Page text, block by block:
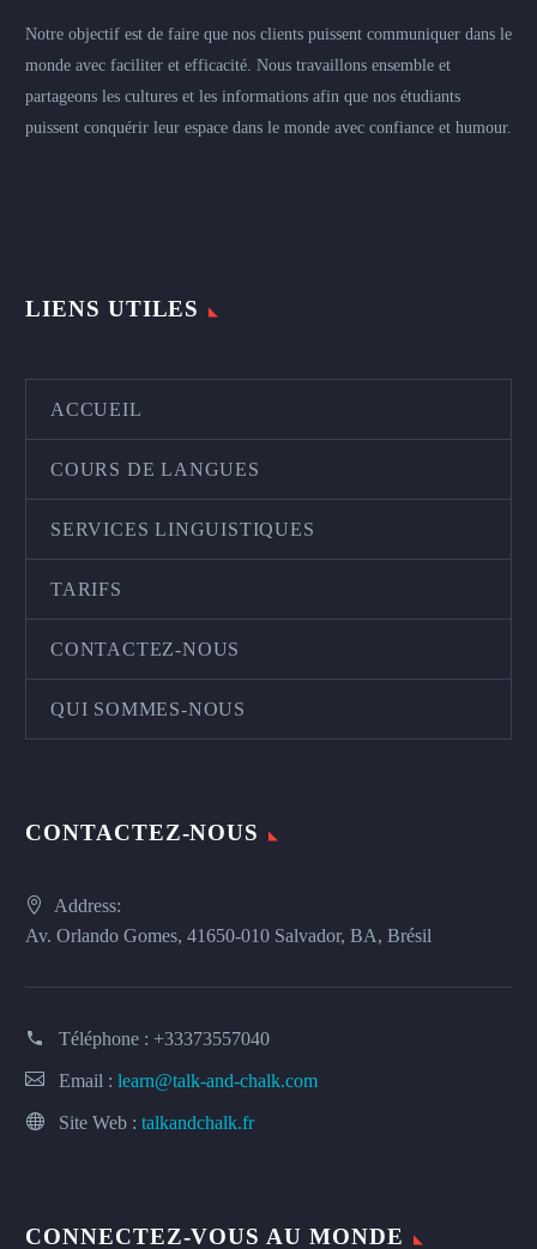
Notre objectif est de faire que nos clients puissent communiquer dans le
monde avec faciliter et efficacité. Nous travaillons ensemble et
partageons les cultures et les informations afin que nos étudiants
puissent conquérir leur espace dans le monde avec confiance et humour.
LIENS UTILES
ACCUEIL
COURS DE LANGUES
SERVICES LINGUISTIQUES
TARIFS
CONTACTEZ-NOUS
QUI SOMMES-NOUS
CONTACTEZ-NOUS
Address:
Av. Orlando Gomes, 41650-010 Salvador, BA, Brésil
Téléphone : +33373557040
Email : learn@talk-and-chalk.com
Site Web : talkandchalk.fr
CONNECTEZ-VOUS AU MONDE